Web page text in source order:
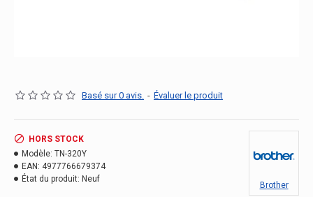
Basé sur 0 avis. - Évaluer le produit
HORS STOCK
Modèle: TN-320Y
EAN: 4977766679374
État du produit: Neuf
Brother